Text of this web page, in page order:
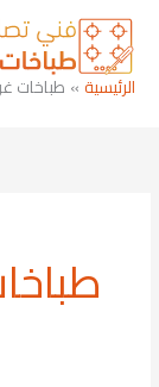
تخطي
المحتوى
الرئيسية طباخات